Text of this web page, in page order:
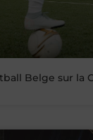
Belge sur la